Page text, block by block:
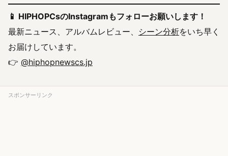
📱 HIPHOPCsのInstagramもフォローお願いします！
最新ニュース、アルバムレビュー、 シーン分析をいち早く
お届けしています。
👉 @hiphopnewscs.jp
スポンサーリンク